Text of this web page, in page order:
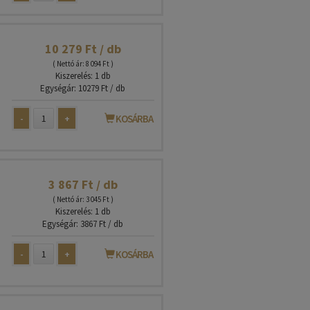
10 279 Ft / db
( Nettó ár: 8 094 Ft )
Kiszerelés: 1 db
Egységár: 10279 Ft / db
- + KOSÁRBA
3 867 Ft / db
( Nettó ár: 3 045 Ft )
Kiszerelés: 1 db
Egységár: 3867 Ft / db
- + KOSÁRBA